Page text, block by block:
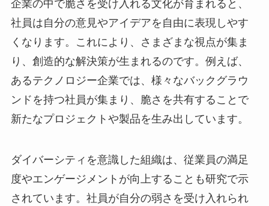
企業の中で脆さを受け入れる文化が育まれると、
社員は自分の意見やアイデアを自由に表現しやす
くなります。これにより、さまざまな視点が集ま
り、創造的な解決策が生まれるのです。例えば、
あるテクノロジー企業では、様々なバックグラウ
ンドを持つ社員が集まり、脆さを共有することで
新たなプロジェクトや製品を生み出しています。
ダイバーシティを意識した組織は、従業員の満足
度やエンゲージメントが向上することも研究で示
されています。社員が自分の弱さを受け入れられ